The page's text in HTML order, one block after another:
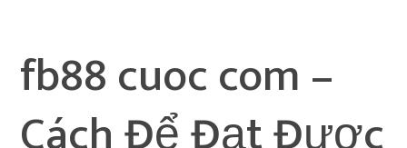
fb88 cuoc com –